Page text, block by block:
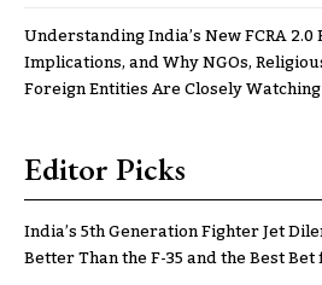
Understanding India’s New FCRA
Implications, and Why NGOs,
Foreign Entities Are Closely
Editor Picks
India’s 5th Generation Fighter Jet
Better Than the F-35 and the Best